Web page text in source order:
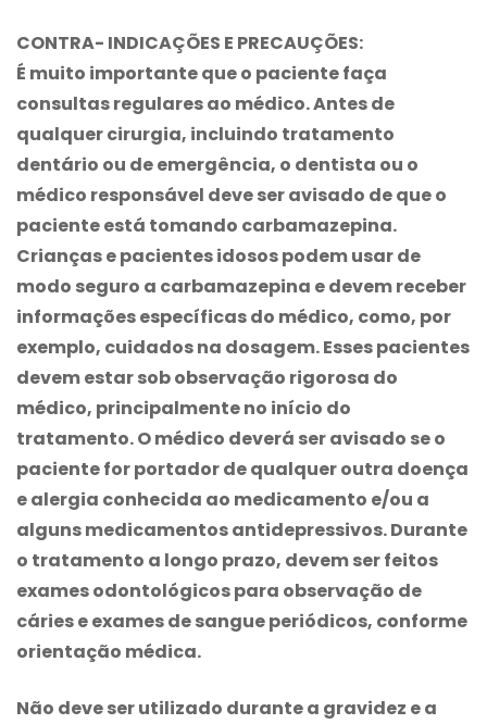
CONTRA- INDICAÇÕES E PRECAUÇÕES:
É muito importante que o paciente faça
consultas regulares ao médico. Antes de
qualquer cirurgia, incluindo tratamento
dentário ou de emergência, o dentista ou o
médico responsável deve ser avisado de que o
paciente está tomando carbamazepina.
Crianças e pacientes idosos podem usar de
modo seguro a carbamazepina e devem receber
informações específicas do médico, como, por
exemplo, cuidados na dosagem. Esses pacientes
devem estar sob observação rigorosa do
médico, principalmente no início do
tratamento. O médico deverá ser avisado se o
paciente for portador de qualquer outra doença
e alergia conhecida ao medicamento e/ou a
alguns medicamentos antidepressivos. Durante
o tratamento a longo prazo, devem ser feitos
exames odontológicos para observação de
cáries e exames de sangue periódicos, conforme
orientação médica.
Não deve ser utilizado durante a gravidez e a